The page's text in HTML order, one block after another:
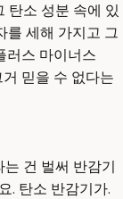
탄소 성분 속에 있
를 세해 가지고 그
러스 마이너스
믿을 수 없다는
건 벌써 반감기
. 탄소 반감기가.